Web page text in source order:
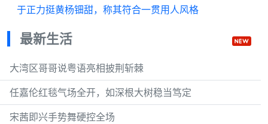
于正力挺黄杨钿甜，称其符合一贯用人风格
最新生活
大湾区哥哥说粤语亮相披荆斩棘
任嘉伦红毯气场全开，如深根大树稳当笃定
宋茜即兴手势舞硬控全场